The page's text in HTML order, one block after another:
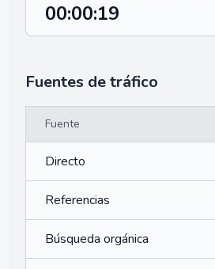
00:00:19
Fuentes de tráfico
Fuente
Directo
Referencias
Búsqueda orgánica